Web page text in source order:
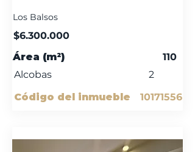
Los Balsos
$6.300.000
110
Área (m²)
Alcobas
2
Código del inmueble
10171556